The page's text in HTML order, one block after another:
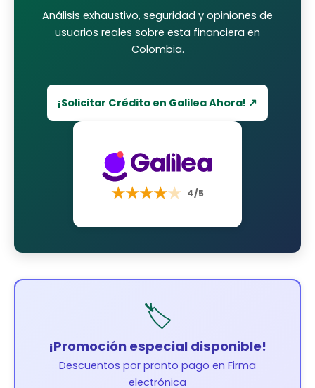
Análisis exhaustivo, seguridad y opiniones de
usuarios reales sobre esta financiera en
Colombia.
¡Solicitar Crédito en Galilea Ahora! ↗
★★★★★ 4/5
🏷️
¡Promoción especial disponible!
Descuentos por pronto pago en Firma
electrónica